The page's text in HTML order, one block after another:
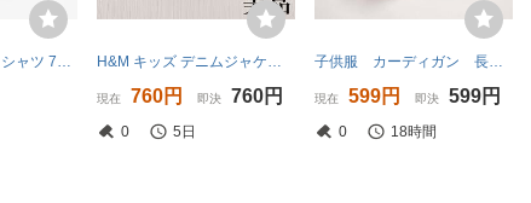
現在 760円 即決 760円
0 5日
子供服 カーディガン 長袖 羽織り キッズ 90 h&m 水玉 ベビー服 ガーゼ
現在 599円 即決 599円
0 18時間